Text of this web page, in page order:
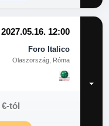
2027.05.16. 12:00
Foro Italico
Olaszország, Róma
€-tól